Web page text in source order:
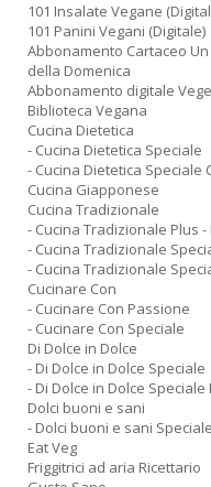
101 Insalate Vegane
101 Panini Vegani (Digitale)
Abbonamento Cartaceo
della Domenica
Abbonamento digitale
Biblioteca Vegana
Cucina Dietetica
- Cucina Dietetica Speciale
- Cucina Dietetica Speciale
Cucina Giapponese
Cucina Tradizionale
- Cucina Tradizionale Plus -
- Cucina Tradizionale
- Cucina Tradizionale
Cucinare Con
- Cucinare Con Passione
- Cucinare Con Speciale
Di Dolce in Dolce
- Di Dolce in Dolce Speciale
- Di Dolce in Dolce Speciale
Dolci buoni e sani
- Dolci buoni e sani Speciale
Eat Veg
Friggitrici ad aria Ricettario